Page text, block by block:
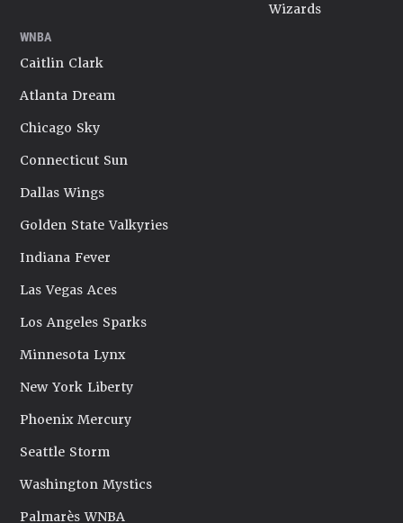
Wizards
WNBA
Caitlin Clark
Atlanta Dream
Chicago Sky
Connecticut Sun
Dallas Wings
Golden State Valkyries
Indiana Fever
Las Vegas Aces
Los Angeles Sparks
Minnesota Lynx
New York Liberty
Phoenix Mercury
Seattle Storm
Washington Mystics
Palmarès WNBA